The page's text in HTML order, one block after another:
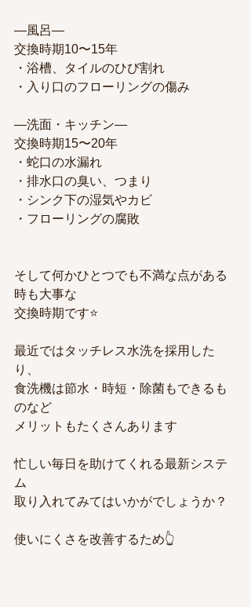
—風呂—
交換時期10〜15年
・浴槽、タイルのひび割れ
・入り口のフローリングの傷み
—洗面・キッチン—
交換時期15〜20年
・蛇口の水漏れ
・排水口の臭い、つまり
・シンク下の湿気やカビ
・フローリングの腐敗
そして何かひとつでも不満な点がある
時も大事な
交換時期です⭐️
最近ではタッチレス水洗を採用した
り、
食洗機は節水・時短・除菌もできるも
のなど
メリットもたくさんあります
忙しい毎日を助けてくれる最新システ
ム
取り入れてみてはいかがでしょうか？
使いにくさを改善するため👆